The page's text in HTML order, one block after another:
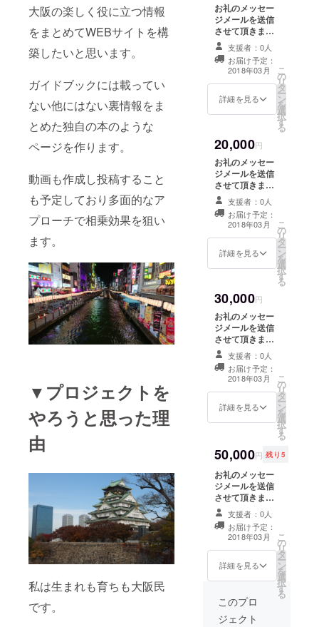
大阪の楽しく役に立つ情報
をまとめてWEBサイトを構
築したいと思います。
ガイドブックには載ってい
ない他にはない裏情報をま
とめた独自の本のような
ページを作ります。
動画も作成し投稿すること
も予定しており多面的なア
プローチで相乗効果を狙い
ます。
▼プロジェクトを
やろうと思った理
由
私は生まれも育ちも大阪民
です。
お礼のメッセー
ジメールを送信
させて頂きま
す。 大阪に関連
した高画質の画
像を100枚
ショートムー
ビー1本 パトロ
ン様専用リンク
支援者：0人
お届け予定：
2018年03月
詳細を見る
こ
の
リ
タ
ー
ン
を
選
択
す
る
20,000円
お礼のメッセー
ジメールを送信
させて頂きま
す。 大阪に関連
した高画質の画
像を200枚 大阪
の魅力動画1本
パトロン様専用
リンクよりダウ
支援者：0人
お届け予定：
2018年03月
詳細を見る
こ
の
リ
タ
ー
ン
を
選
択
す
る
30,000円
お礼のメッセー
ジメールを送信
させて頂きま
す。 大阪に関連
した高画質の画
像を300枚 大阪
の魅力動画2本
パトロン様専用
リンクよりダウ
支援者：0人
お届け予定：
2018年03月
詳細を見る
こ
の
リ
タ
ー
ン
を
選
択
す
る
50,000円 残り5
お礼のメッセー
ジメールを送信
させて頂きま
す。 大阪に関連
した高画質の画
像を500枚 大阪
の魅力動画2本に
加えて特別な大
阪動画1本 パト
ロードしていた
だけます。
支援者：0人
お届け予定：
2018年03月
詳細を見る
こ
の
リ
タ
ー
ン
を
選
択
す
る
このプロ
ジェクト